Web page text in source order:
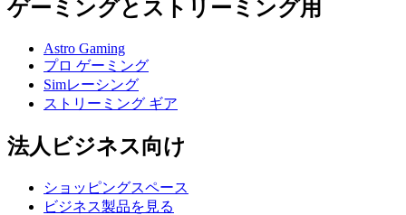
ゲーミングとストリーミング用
Astro Gaming
プロ ゲーミング
Simレーシング
ストリーミング ギア
法人ビジネス向け
ショッピングスペース
ビジネス製品を見る